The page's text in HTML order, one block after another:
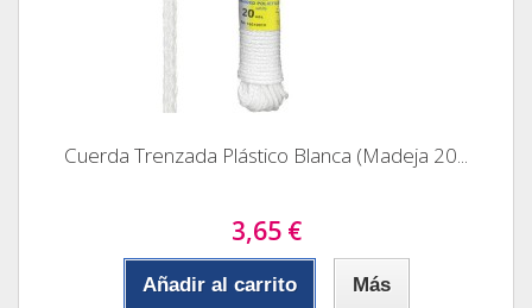
Cuerda Trenzada Plástico Blanca (Madeja 20...
3,65 €
Añadir al carrito Más